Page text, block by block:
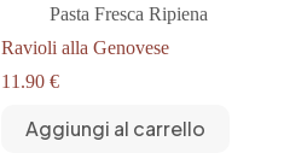
Pasta Fresca Ripiena
Ravioli alla Genovese
11.90 €
Aggiungi al carrello